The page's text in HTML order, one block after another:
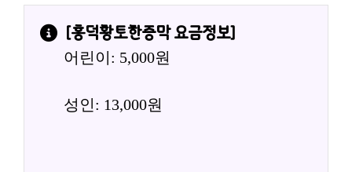
[흥덕황토한증막 요금정보]
어린이: 5,000원
성인: 13,000원